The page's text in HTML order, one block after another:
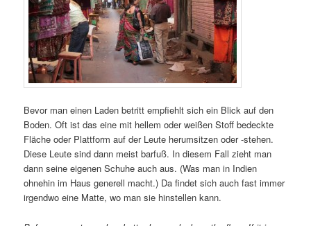
Bevor man einen Laden betritt empfiehlt sich ein Blick auf den
Boden. Oft ist das eine mit hellem oder weißen Stoff bedeckte
Fläche oder Plattform auf der Leute herumsitzen oder -stehen.
Diese Leute sind dann meist barfuß. In diesem Fall zieht man
dann seine eigenen Schuhe auch aus. (Was man in Indien
ohnehin im Haus generell macht.) Da findet sich auch fast immer
irgendwo eine Matte, wo man sie hinstellen kann.